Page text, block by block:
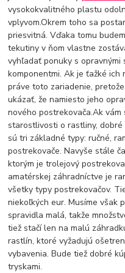
vysokokvalitného plastu
vplyvom.Okrem toho sa
priesvitná. Vďaka tomu
tekutiny v ňom vlastne
vyhľadať ponuky s opravnými
komponentmi. Ak je ťažké
práve toto zariadenie,
ukázať, že namiesto jeho
nového postrekovača.Ak
starostlivosti o rastliny,
sú tri základné typy: ručné,
postrekovače. Navyše stále
ktorým je trolejový
amatérskej záhradníctve je
všetky typy postrekovačov.
niekoľkých eur. Musíme však
spravidla malá, takže
tiež stačí len na malú
rastlín, ktoré vyžadujú
vybavenia. Bude tiež dobré
tryskami.